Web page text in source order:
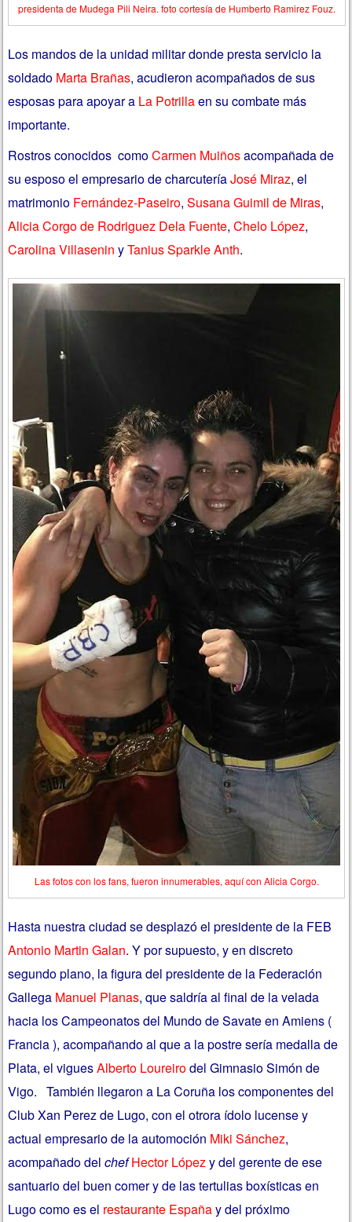
presidenta de Mudega Pili Neira. foto cortesía de Humberto Ramirez Fouz.
Los mandos de la unidad militar donde presta servicio la
soldado Marta Brañas, acudieron acompañados de sus
esposas para apoyar a La Potrillaen su combate más
importante.
Rostros conocidos comoCarmen Muiñosacompañada de
su esposo el empresario de charcuteríaJosé Miraz, el
matrimonio Fernández-Paseiro,Susana Guimil de Miras,
Alicia Corgo de Rodriguez Dela Fuente,Chelo López,
Carolina Villasenin yTanius Sparkle Anth.
Las fotos con los fans, fueron innumerables, aquí con Alicia Corgo.
Hasta nuestra ciudad se desplazó el presidente de la FEB
Antonio Martin Galan. Y por supuesto, y en discreto
segundo plano, la figura del presidente de la Federación
Gallega Manuel Planas, que saldría al final de la velada
hacia los Campeonatos del Mundo de Savate en Amiens (
Francia ), acompañando al que a la postre sería medalla de
Plata, el viguesAlberto Loureirodel Gimnasio Simón de
Vigo. También llegaron a La Coruña los componentes del
Club Xan Perez de Lugo, con el otrora ídolo lucense y
actual empresario de la automoción Miki Sánchez,
acompañado delchefHector Lópezy del gerente de ese
santuario del buen comer y de las tertulias boxísticas en
Lugo como es el restaurante Españay del próximo